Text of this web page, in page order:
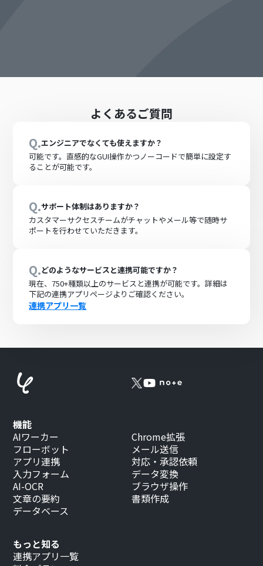
よくあるご質問
Q.エンジニアでなくても使えますか？
可能です。直感的なGUI操作かつノーコードで簡単に設定す
ることが可能です。
Q.サポート体制はありますか？
カスタマーサクセスチームがチャットやメール等で随時サ
ポートを行わせていただきます。
Q.どのようなサービスと連携可能ですか？
現在、750+種類以上のサービスと連携が可能です。詳細は
下記の連携アプリページよりご確認ください。
連携アプリ一覧
もっと知る
連携アプリ一覧
機能
AIワーカー
フローボット
アプリ連携
入力フォーム
AI-OCR
文章の要約
データベース
Chrome拡張
メール送信
対応・承認依頼
データ変換
ブラウザ操作
書類作成